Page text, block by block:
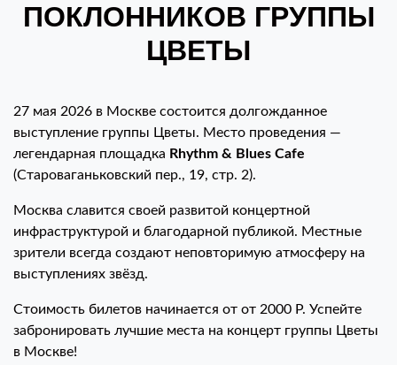
ПОКЛОННИКОВ ГРУППЫ
ЦВЕТЫ
27 мая 2026 в Москве состоится долгожданное
выступление группы Цветы. Место проведения —
легендарная площадка Rhythm & Blues Cafe
(Староваганьковский пер., 19, стр. 2).
Москва славится своей развитой концертной
инфраструктурой и благодарной публикой. Местные
зрители всегда создают неповторимую атмосферу на
выступлениях звёзд.
Стоимость билетов начинается от от 2000 Р. Успейте
забронировать лучшие места на концерт группы Цветы
в Москве!